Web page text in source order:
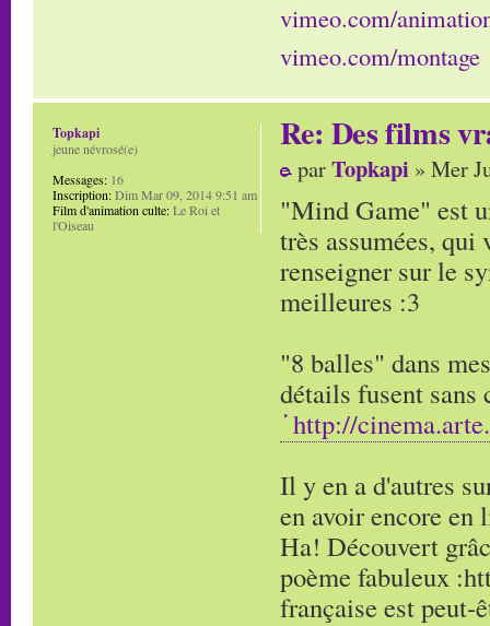
vimeo.com/
vimeo.com/montage
Re: Des films
parTopkapi » Mer
"Mind Game" est
très assumées,
renseigner sur le
meilleures :3
"8 balles" dans
détails fusent
http://
Il y en a d'autres
en avoir encore en
Ha! Découvert
poème fabuleux
française est peut-
Topkapi
jeune névrosé(e)
Messages: 16
Inscription:Dim Mar 09, 2014 9:51 am
Film d'animation culte:Le Roi et
l'Oiseau